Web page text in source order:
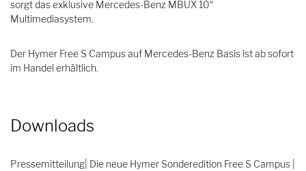
sorgt das exklusive Mercedes-Benz MBUX 10“
Multimediasystem.
Der Hymer Free S Campus auf Mercedes-Benz Basis ist ab sofort
im Handel erhältlich.
Downloads
Pressemitteilung| Die neue Hymer Sonderedition Free S Campus |